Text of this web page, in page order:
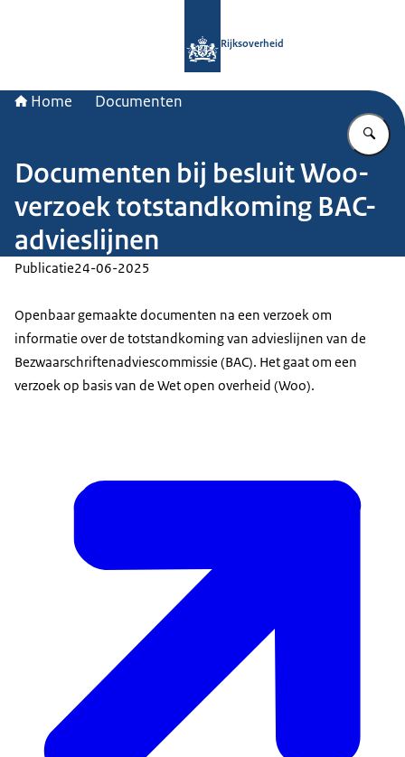
Rijksoverheid
Home Documenten
Documenten bij besluit Woo-
verzoek totstandkoming BAC-
advieslijnen
Publicatie24-06-2025
Openbaar gemaakte documenten na een verzoek om
informatie over de totstandkoming van advieslijnen van de
Bezwaarschriftenadviescommissie (BAC). Het gaat om een
verzoek op basis van de Wet open overheid (Woo).